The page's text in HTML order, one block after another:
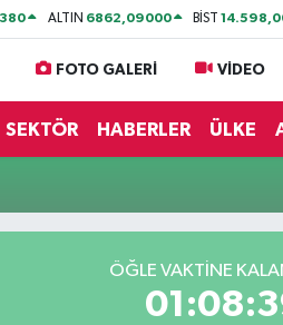
ALTIN 6862,09000 BİST
FOTO GALERİ VİDEO
SEKTÖR HABERLER ÜLKE
ÖĞLE VAKTİNE